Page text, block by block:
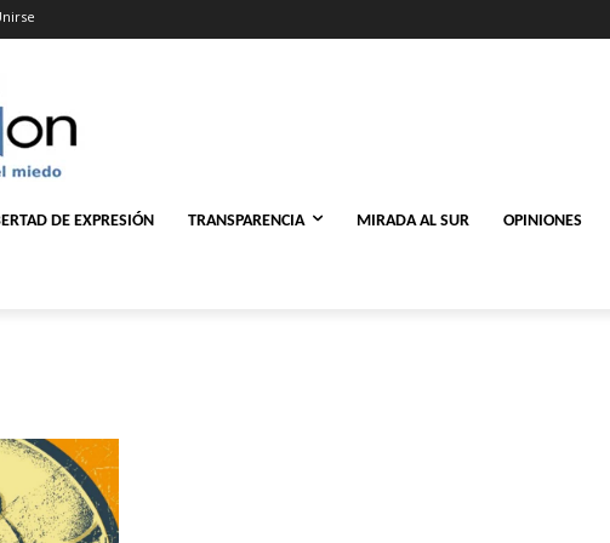
DE EXPRESIÓN TRANSPARENCIA MIRADA AL SUR OPINIONES